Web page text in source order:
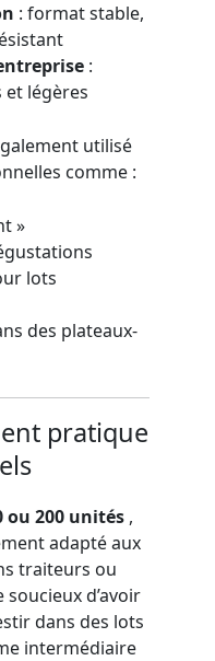
: format stable,
:
légères
utilisé
comme :
»
lots
des plateaux-
pratique
ou 200 unités ,
adapté aux
traiteurs ou
d’avoir
dans des lots
intermédiaire